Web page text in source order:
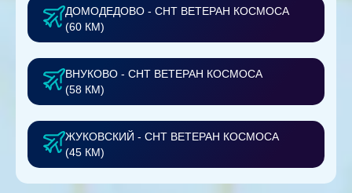
ДОМОДЕДОВО - СНТ ВЕТЕРАН КОСМОСА
(60 КМ)
ВНУКОВО - СНТ ВЕТЕРАН КОСМОСА
(58 КМ)
ЖУКОВСКИЙ - СНТ ВЕТЕРАН КОСМОСА
(45 КМ)